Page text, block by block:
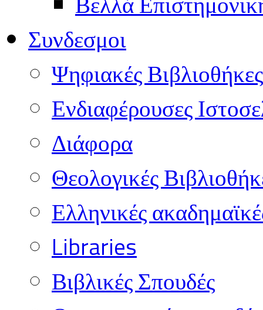
Συνδεσμοι
Ψηφιακές Βιβλιοθήκες
Ενδιαφέρουσες
Διάφορα
Θεολογικές
Ελληνικές
Libraries
Βιβλικές Σπουδές